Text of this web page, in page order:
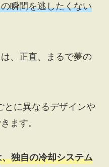
瞬間を逃したくない
、正直、まるで夢の
とに異なるデザインや
ます。
独自の冷却システム